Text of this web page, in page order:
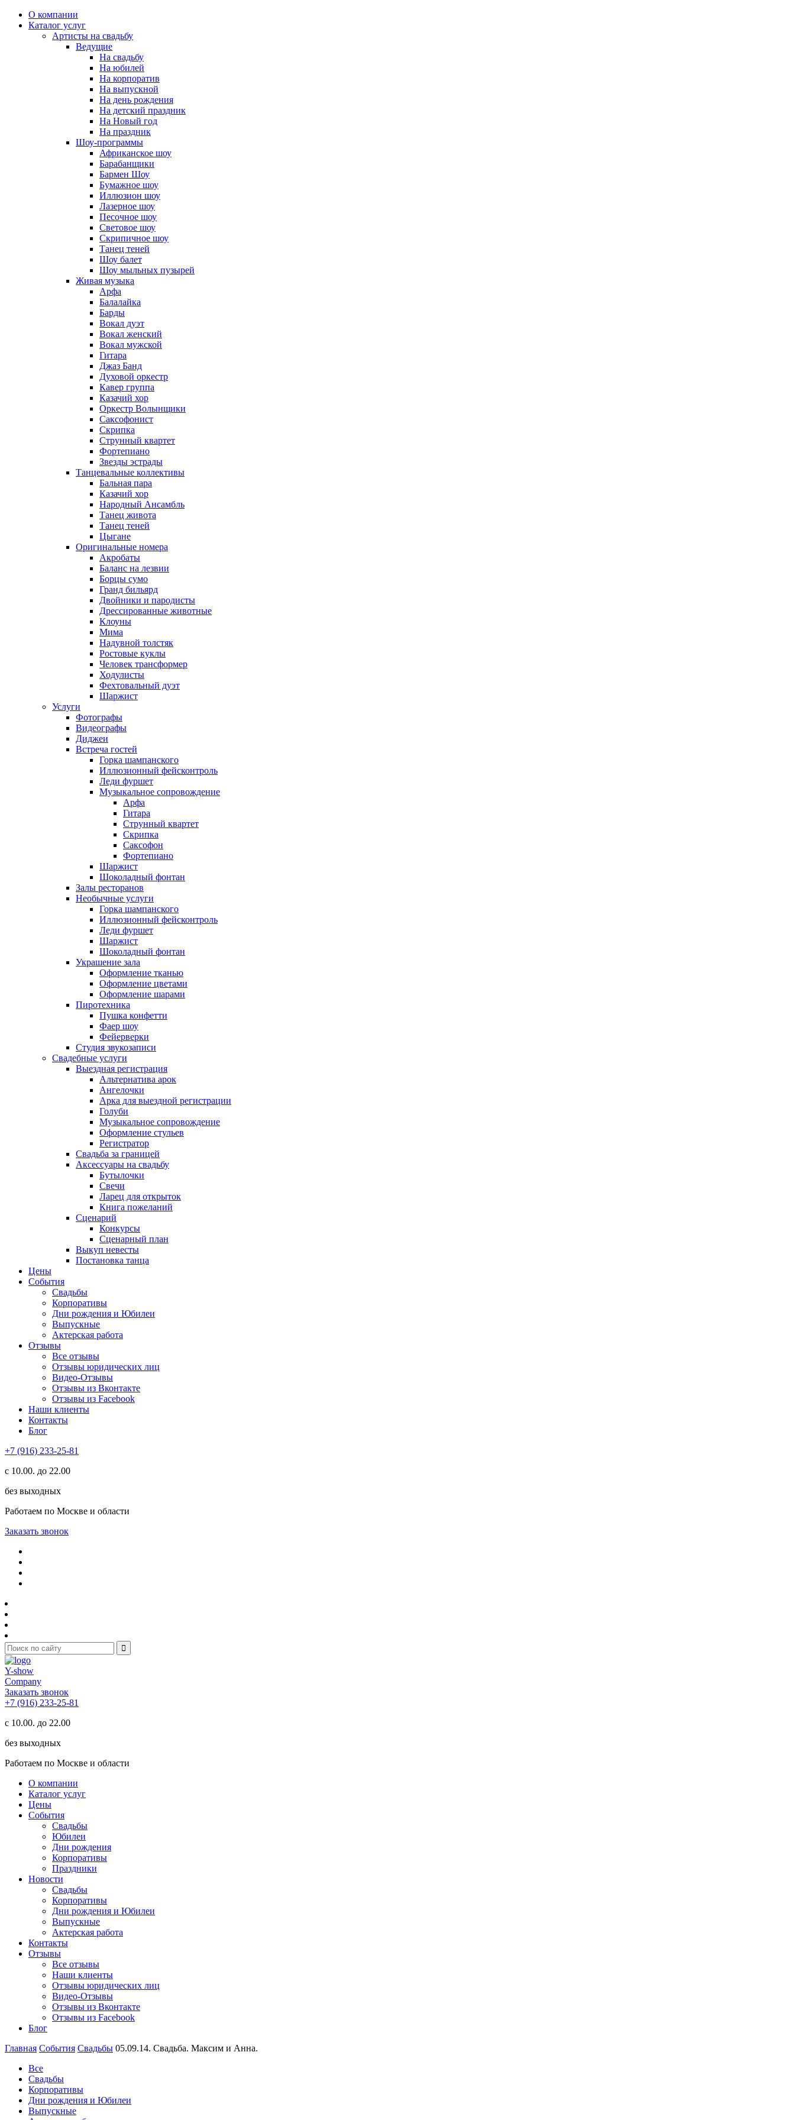
О компании
Каталог услуг
Артисты на свадьбу
Ведущие
На свадьбу
На юбилей
На корпоратив
На выпускной
На день рождения
На детский праздник
На Новый год
На праздник
Шоу-программы
Африканское шоу
Барабанщики
Бармен Шоу
Бумажное шоу
Иллюзион шоу
Лазерное шоу
Песочное шоу
Световое шоу
Скрипичное шоу
Танец теней
Шоу балет
Шоу мыльных пузырей
Живая музыка
Арфа
Балалайка
Барды
Вокал дуэт
Вокал женский
Вокал мужской
Гитара
Джаз Банд
Духовой оркестр
Кавер группа
Казачий хор
Оркестр Волынщики
Саксофонист
Скрипка
Струнный квартет
Фортепиано
Звезды эстрады
Танцевальные коллективы
Бальная пара
Казачий хор
Народный Ансамбль
Танец живота
Танец теней
Цыгане
Оригинальные номера
Акробаты
Баланс на лезвии
Борцы сумо
Гранд бильярд
Двойники и пародисты
Дрессированные животные
Клоуны
Мима
Надувной толстяк
Ростовые куклы
Человек трансформер
Ходулисты
Фехтовальный дуэт
Шаржист
Услуги
Фотографы
Видеографы
Диджеи
Встреча гостей
Горка шампанского
Иллюзионный фейсконтроль
Леди фуршет
Музыкальное сопровождение
Арфа
Гитара
Струнный квартет
Скрипка
Саксофон
Фортепиано
Шаржист
Шоколадный фонтан
Залы ресторанов
Необычные услуги
Горка шампанского
Иллюзионный фейсконтроль
Леди фуршет
Шаржист
Шоколадный фонтан
Украшение зала
Оформление тканью
Оформление цветами
Оформление шарами
Пиротехника
Пушка конфетти
Фаер шоу
Фейерверки
Студия звукозаписи
Свадебные услуги
Выездная регистрация
Альтернатива арок
Ангелочки
Арка для выездной регистрации
Голуби
Музыкальное сопровождение
Оформление стульев
Регистратор
Свадьба за границей
Аксессуары на свадьбу
Бутылочки
Свечи
Ларец для открыток
Книга пожеланий
Сценарий
Конкурсы
Сценарный план
Выкуп невесты
Постановка танца
Цены
События
Свадьбы
Корпоративы
Дни рождения и Юбилеи
Выпускные
Актерская работа
Отзывы
Все отзывы
Отзывы юридических лиц
Видео-Отзывы
Отзывы из Вконтакте
Отзывы из Facebook
Наши клиенты
Контакты
Блог
+7 (916) 233-25-81
с 10.00. до 22.00
без выходных
Работаем по Москве и области
Заказать звонок
Y-show
Company
Заказать звонок
+7 (916) 233-25-81
с 10.00. до 22.00
без выходных
Работаем по Москве и области
О компании
Каталог услуг
Цены
События
Свадьбы
Юбилеи
Дни рождения
Корпоративы
Праздники
Новости
Свадьбы
Корпоративы
Дни рождения и Юбилеи
Выпускные
Актерская работа
Контакты
Отзывы
Все отзывы
Наши клиенты
Отзывы юридических лиц
Видео-Отзывы
Отзывы из Вконтакте
Отзывы из Facebook
Блог
Главная События Свадьбы 05.09.14. Свадьба. Максим и Анна.
Все
Свадьбы
Корпоративы
Дни рождения и Юбилеи
Выпускные